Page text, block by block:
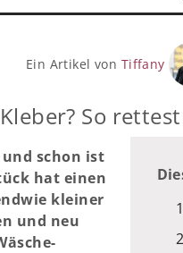
Ein Artikel von Tiffany
So
schon ist
hat einen
kleiner
und neu